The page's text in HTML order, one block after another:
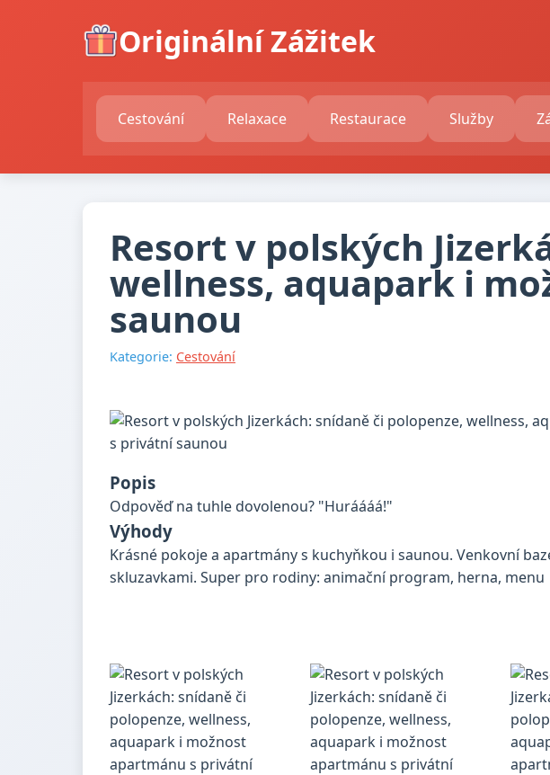
Originální Zážitek
Cestování Relaxace Restaurace Služby
Resort v polských
wellness, aquapark i
saunou
Kategorie: Cestování
Popis
Odpověď na tuhle dovolenou? "Huráááá!"
Výhody
Krásné pokoje a apartmány s kuchyňkou i saunou. Venkovní
skluzavkami. Super pro rodiny: animační program, herna, menu